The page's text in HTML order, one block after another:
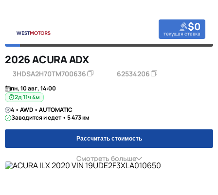
$0
текущая ставка
2026 ACURA ADX
3HDSA2H70TM700636 62534206
пн, 10 авг, 14:00
2д 11ч 4м
4 • AWD • AUTOMATIC
Заводится и едет • 5 473 км
Рассчитать стоимость
Смотреть больше